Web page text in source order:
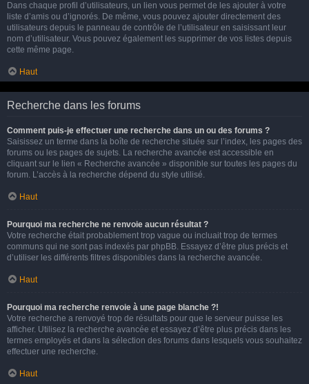
Dans chaque profil d’utilisateurs, un lien vous permet de les ajouter à votre
liste d’amis ou d’ignorés. De même, vous pouvez ajouter directement des
utilisateurs depuis le panneau de contrôle de l’utilisateur en saisissant leur
nom d’utilisateur. Vous pouvez également les supprimer de vos listes depuis
cette même page.
Haut
Recherche dans les forums
Comment puis-je effectuer une recherche dans un ou des forums ?
Saisissez un terme dans la boîte de recherche située sur l’index, les pages des
forums ou les pages de sujets. La recherche avancée est accessible en
cliquant sur le lien « Recherche avancée » disponible sur toutes les pages du
forum. L’accès à la recherche dépend du style utilisé.
Haut
Pourquoi ma recherche ne renvoie aucun résultat ?
Votre recherche était probablement trop vague ou incluait trop de termes
communs qui ne sont pas indexés par phpBB. Essayez d’être plus précis et
d’utiliser les différents filtres disponibles dans la recherche avancée.
Haut
Pourquoi ma recherche renvoie à une page blanche ?!
Votre recherche a renvoyé trop de résultats pour que le serveur puisse les
afficher. Utilisez la recherche avancée et essayez d’être plus précis dans les
termes employés et dans la sélection des forums dans lesquels vous souhaitez
effectuer une recherche.
Haut